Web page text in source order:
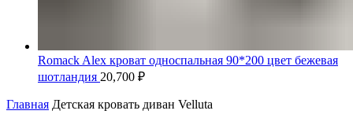
Romack Alex кроват односпальная 90*200 цвет бежевая
шотландия 20,700 ₽
Главная Детская кровать диван Velluta